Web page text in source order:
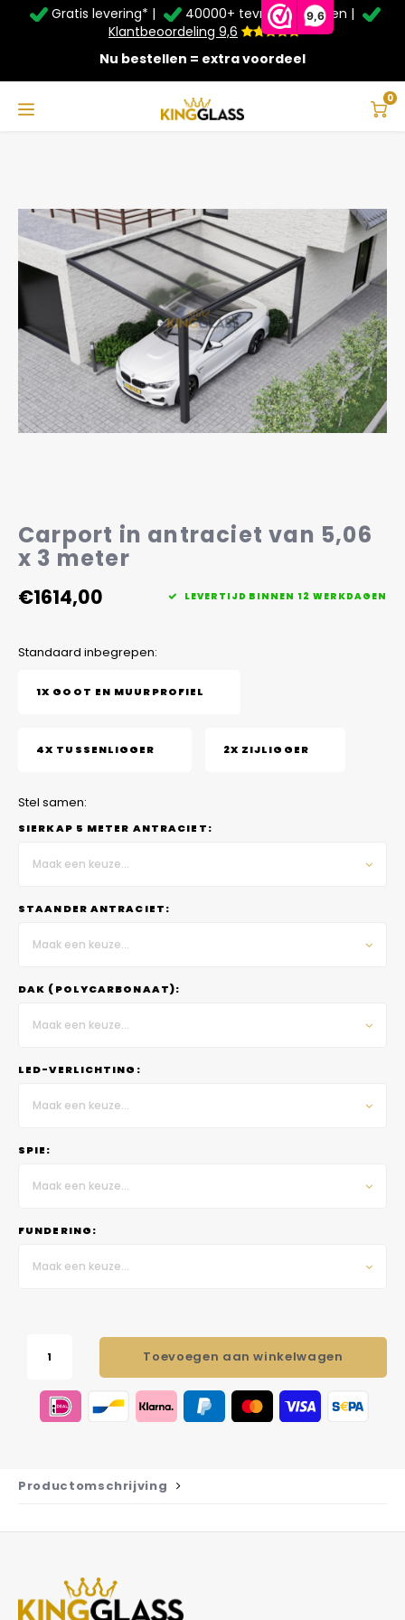
9,6
Service & Contact
Afhalen
Montage
Betaalmethoden
Garantie
Veelgestelde vragen
Taal
Deutsch
Gratis levering* |
40000+ tevreden klanten |
Klantbeoordeling 9,6
Nu bestellen = extra voordeel
0
Zomer Deals: Tot 20% kortingop schuifwanden en
veranda's +€20extra kassa korting*
Carport in antraciet van 5,06 x 3 meter
Carport in antraciet van 5,06
x 3 meter
€1614,00 LEVERTIJD BINNEN 12 WERKDAGEN
Standaard inbegrepen:
1X GOOT EN MUURPROFIEL
4X TUSSENLIGGER 2X ZIJLIGGER
Stel samen:
SIERKAP 5 METER ANTRACIET:
Maak een keuze...
STAANDER ANTRACIET:
Maak een keuze...
DAK (POLYCARBONAAT):
Maak een keuze...
LED-VERLICHTING:
Maak een keuze...
SPIE:
Maak een keuze...
FUNDERING:
Maak een keuze...
Toevoegen aan winkelwagen
Productomschrijving